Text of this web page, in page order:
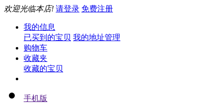
欢迎光临本店! 请登录 免费注册
我的信息
已买到的宝贝 我的地址管理
购物车
收藏夹
收藏的宝贝
手机版